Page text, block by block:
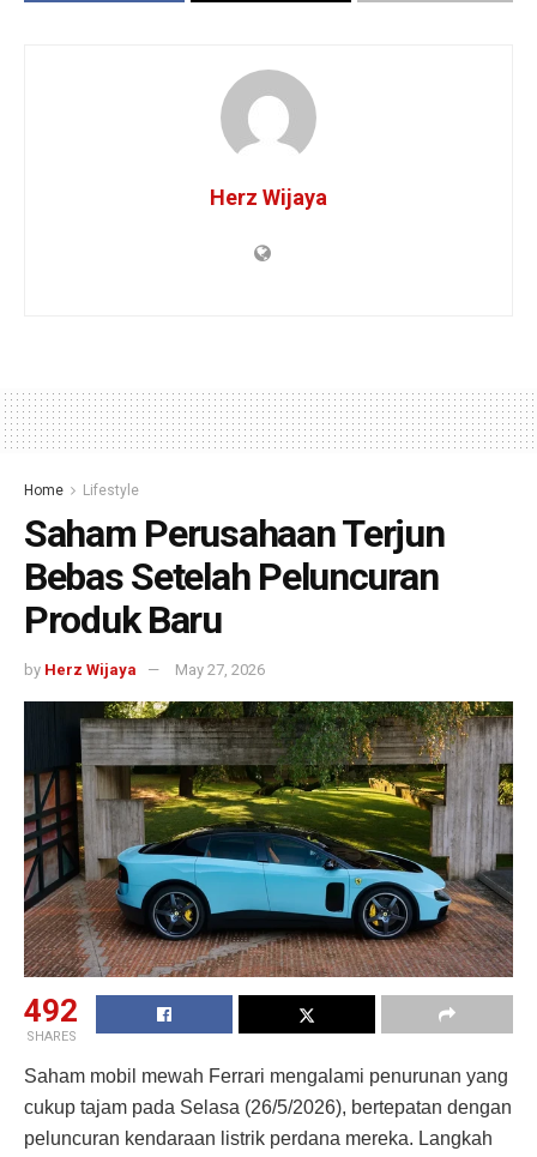
Herz Wijaya
Home Lifestyle
Saham Perusahaan Terjun
Bebas Setelah Peluncuran
Produk Baru
by Herz Wijaya May 27, 2026
492
SHARES
Saham mobil mewah Ferrari mengalami penurunan yang
cukup tajam pada Selasa (26/5/2026), bertepatan dengan
peluncuran kendaraan listrik perdana mereka. Langkah